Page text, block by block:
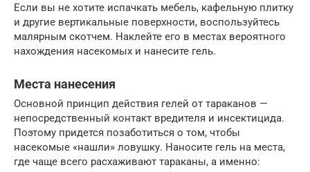
Если вы не хотите испачкать мебель, кафельную плитку
и другие вертикальные поверхности, воспользуйтесь
малярным скотчем. Наклейте его в местах вероятного
нахождения насекомых и нанесите гель.
Места нанесения
Основной принцип действия гелей от тараканов —
непосредственный контакт вредителя и инсектицида.
Поэтому придется позаботиться о том, чтобы
насекомые «нашли» ловушку. Наносите гель на места,
где чаще всего расхаживают тараканы, а именно: